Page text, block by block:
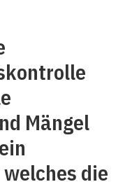
Mängel
die